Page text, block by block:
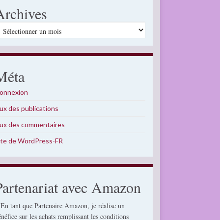
des publications
des commentaires
de WordPress-FR
avec Amazon
tant que Partenaire Amazon, je réalise un
sur les achats remplissant les conditions